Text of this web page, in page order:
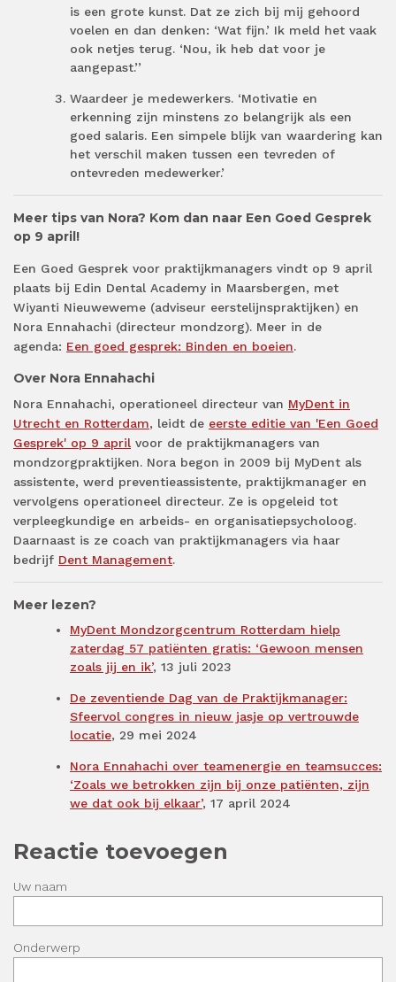
is een grote kunst. Dat ze zich bij mij gehoord
voelen en dan denken: ‘Wat fijn.’ Ik meld het vaak
ook netjes terug. ‘Nou, ik heb dat voor je
aangepast.’’
Waardeer je medewerkers. ‘Motivatie en
erkenning zijn minstens zo belangrijk als een
goed salaris. Een simpele blijk van waardering kan
het verschil maken tussen een tevreden of
ontevreden medewerker.’
Meer tips van Nora? Kom dan naar Een Goed Gesprek
op 9 april!
Een Goed Gesprek voor praktijkmanagers vindt op 9 april
plaats bij Edin Dental Academy in Maarsbergen, met
Wiyanti Nieuweweme (adviseur eerstelijnspraktijken) en
Nora Ennahachi (directeur mondzorg). Meer in de
agenda: Een goed gesprek: Binden en boeien.
Over Nora Ennahachi
Nora Ennahachi, operationeel directeur van MyDent in
Utrecht en Rotterdam, leidt de eerste editie van 'Een Goed
Gesprek' op 9 april voor de praktijkmanagers van
mondzorgpraktijken. Nora begon in 2009 bij MyDent als
assistente, werd preventieassistente, praktijkmanager en
vervolgens operationeel directeur. Ze is opgeleid tot
verpleegkundige en arbeids- en organisatiepsycholoog.
Daarnaast is ze coach van praktijkmanagers via haar
bedrijf Dent Management.
Meer lezen?
MyDent Mondzorgcentrum Rotterdam hielp
zaterdag 57 patiënten gratis: ‘Gewoon mensen
zoals jij en ik’, 13 juli 2023
De zeventiende Dag van de Praktijkmanager:
Sfeervol congres in nieuw jasje op vertrouwde
locatie, 29 mei 2024
Nora Ennahachi over teamenergie en teamsucces:
‘Zoals we betrokken zijn bij onze patiënten, zijn
we dat ook bij elkaar’, 17 april 2024
Reactie toevoegen
Uw naam
Onderwerp